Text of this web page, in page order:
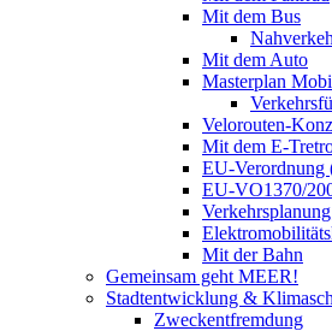
Mit dem Bus
Mit dem Auto
Masterplan
Velorouten-
Mit dem E-
EU-Verordnung
EU-VO1370/
Mit der Bahn
Gemeinsam geht MEER!
Stadtentwicklung &
Zweckentfremdung